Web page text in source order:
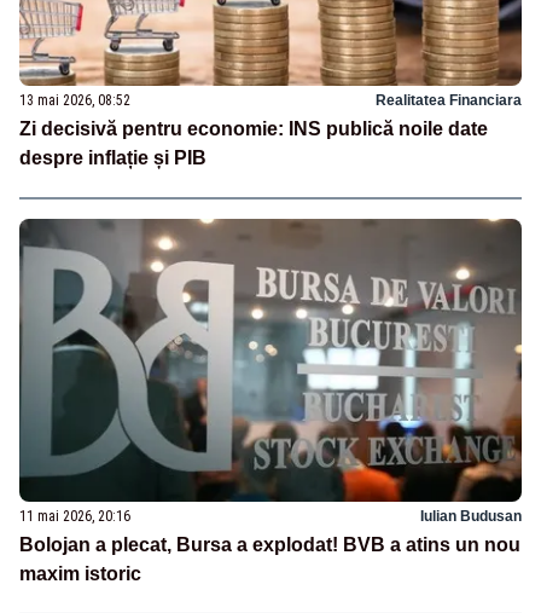
13 mai 2026, 08:52 Realitatea Financiara
Zi decisivă pentru economie: INS publică noile date
despre inflație și PIB
11 mai 2026, 20:16 Iulian Budusan
Bolojan a plecat, Bursa a explodat! BVB a atins un nou
maxim istoric